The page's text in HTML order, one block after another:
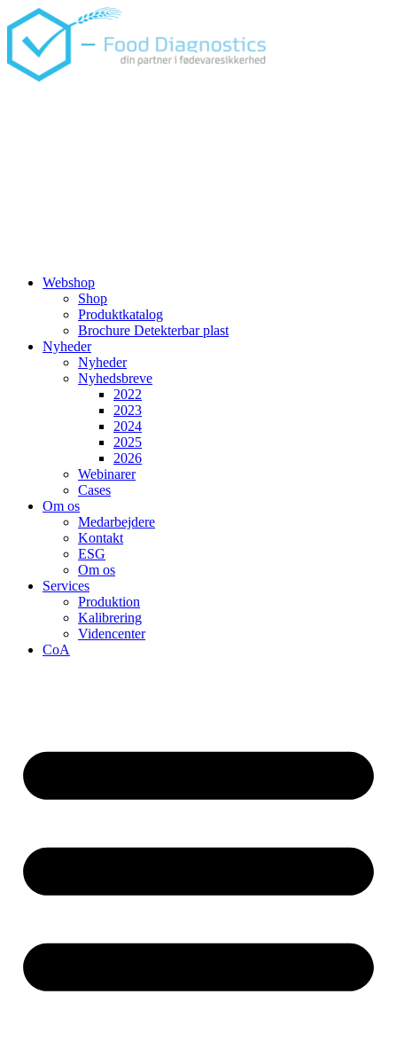
Videre
til
indhold
Webshop
Shop
Produktkatalog
Brochure Detekterbar plast
Nyheder
Nyheder
Nyhedsbreve
2022
2023
2024
2025
2026
Webinarer
Cases
Om os
Medarbejdere
Kontakt
ESG
Om os
Services
Produktion
Kalibrering
Videncenter
CoA